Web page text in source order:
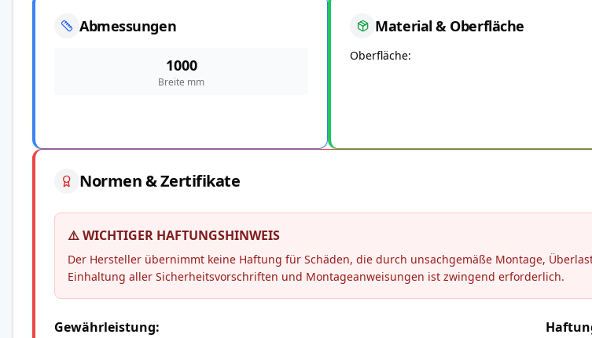
Abmessungen
1000
Breite mm
Material & Oberfläche
Oberfläche
Normen & Zertifikate
⚠️ WICHTIGER HAFTUNGSHINWEIS
Der Hersteller übernimmt keine Haftung für Schäden, die durch unsachgemäße Montage,
Einhaltung aller Sicherheitsvorschriften und Montageanweisungen ist zwingend erforderlich.
Gewährleistung: